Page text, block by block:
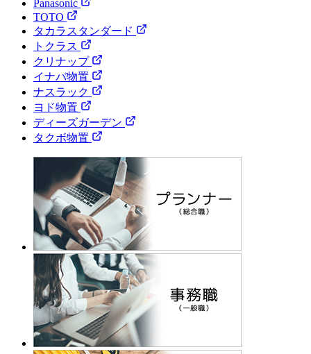
Panasonic
TOTO
タカラスタンダード
トクラス
クリナップ
イナバ物置
ナスラック
ヨド物置
ディーズガーデン
タクボ物置